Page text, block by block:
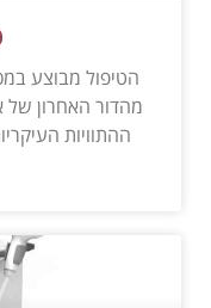
ההתוויות